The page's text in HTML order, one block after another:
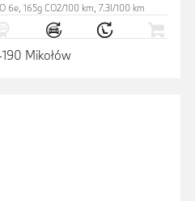
6e, 165g CO2/100 km, 7.3l/100 km
Mikołów